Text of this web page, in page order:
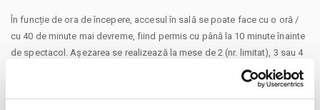
În funcție de ora de începere, accesul în sală se poate face cu o oră /
cu 40 de minute mai devreme, fiind permis cu până la 10 minute înainte
de spectacol. Așezarea se realizează la mese de 2 (nr. limitat), 3 sau 4
locuri, în regim de teatru-cafenea (în funcție de disponibilitatea de la
fața locului, există posibilitatea împărțirii mesei cu alte persoane).
Informații suplimentare, la nr. de telefon 0773 825 249.